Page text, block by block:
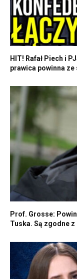
HIT! Rafał Piech i
prawica powinna ze
Prof. Grosse:
Tuska. Są zgodne